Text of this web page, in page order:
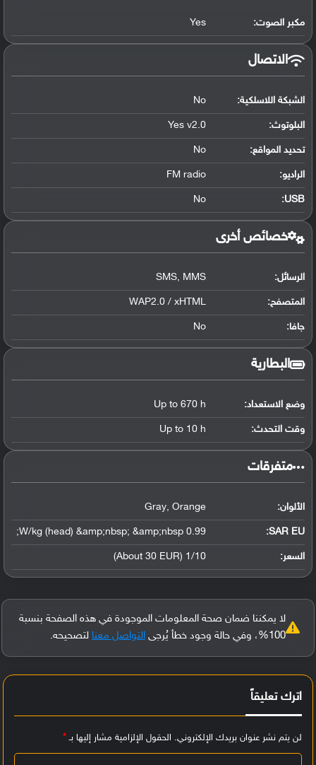
مكبر الصوت: Yes
الاتصال
الشبكة اللاسلكية: No
البلوتوث:
Yes v2.0
تحديد المواقع:
No
الراديو: FM radio
USB
:
No
خصائص أخرى
الرسائل: SMS, MMS
المتصفح: WAP2.0 / xHTML
جافا: No
البطارية
وضع الاستعداد: Up to 670 h
وقت التحدث: Up to 10 h
‏متفرقات‏
الألوان: Gray, Orange
SAR EU:
0.99 W/kg (head) &amp;nbsp; &amp;nbsp;
السعر: 1/10 (About 30 EUR)
لا يمكننا ضمان صحة المعلومات الموجودة في هذه الصفحة بنسبة
100%، وفي حالة وجود خطأ يُرجى
التواصل معنا لتصحيحه.
اترك تعليقاً
لن يتم نشر عنوان بريدك الإلكتروني. الحقول الإلزامية مشار إليها بـ*